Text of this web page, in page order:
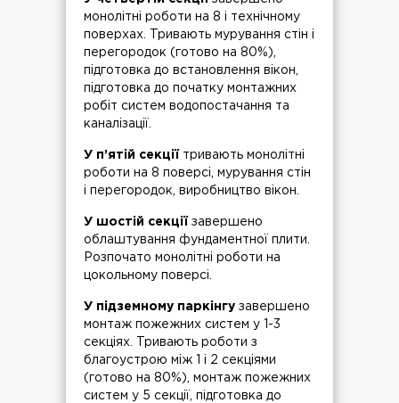
монолітні роботи на 8 і технічному
поверхах. Тривають мурування стін і
перегородок (готово на 80%),
підготовка до встановлення вікон,
підготовка до початку монтажних
робіт систем водопостачання та
каналізації.
У п’ятій секції
тривають монолітні
роботи на 8 поверсі, мурування стін
і перегородок, виробництво вікон.
У шостій секції завершено
облаштування фундаментної плити.
Розпочато монолітні роботи на
цокольному поверсі.
У підземному паркінгу завершено
монтаж пожежних систем у 1-3
секціях. Тривають роботи з
благоустрою між 1 і 2 секціями
(готово на 80%), монтаж пожежних
систем у 5 секції, підготовка до